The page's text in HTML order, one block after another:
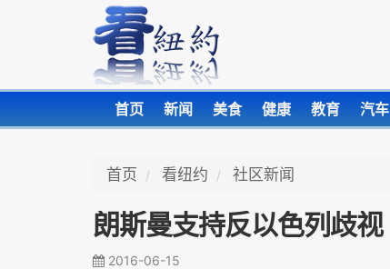
首页 新闻 美食 健康 教育 汽车
首页 看纽约 社区新闻
朗斯曼支持反以色列歧视
2016-06-15